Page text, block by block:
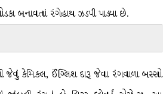
બનાવતાં રંગેહાથ ઝડપી પાડ્યા છે.
જેવું કેમિકલ, ઈંગ્લિશ દારૂ જેવા રંગવાળા બસ્સો